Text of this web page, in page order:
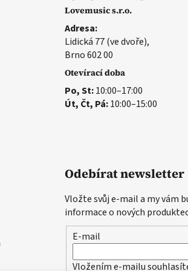
Lovemusic s.r.o.
Adresa:
Lidická 77 (ve dvoře),
Brno 602 00
Otevírací doba
Po, St:10:00–17:00
Út, Čt, Pá:10:00–15:00
Odebírat newsletter
Vložte svůj e-mail a my vám
informace o nových
E-mail
Vložením e-mailu